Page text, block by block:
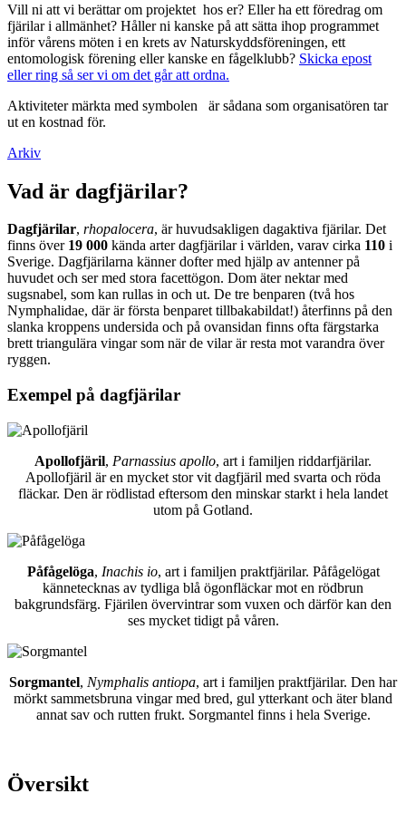
Vill ni att vi berättar om projektet hos er? Eller ha ett föredrag om
fjärilar i allmänhet? Håller ni kanske på att sätta ihop programmet
inför vårens möten i en krets av Naturskyddsföreningen, ett
entomologisk förening eller kanske en fågelklubb? Skicka epost
eller ring så ser vi om det går att ordna.
Aktiviteter märkta med symbolen
är sådana som organisatören tar
ut en kostnad för.
Arkiv
Vad är dagfjärilar?
Dagfjärilar, rhopalocera, är huvudsakligen dagaktiva fjärilar. Det
finns över 19 000 kända arter dagfjärilar i världen, varav cirka 110 i
Sverige. Dagfjärilarna känner dofter med hjälp av antenner på
huvudet och ser med stora facettögon. Dom äter nektar med
sugsnabel, som kan rullas in och ut. De tre benparen (två hos
Nymphalidae, där är första benparet tillbakabildat!) återfinns på den
slanka kroppens undersida och på ovansidan finns ofta färgstarka
brett triangulära vingar som när de vilar är resta mot varandra över
ryggen.
Exempel på dagfjärilar
Apollofjäril, Parnassius apollo, art i familjen riddarfjärilar.
Apollofjäril är en mycket stor vit dagfjäril med svarta och röda
fläckar. Den är rödlistad eftersom den minskar starkt i hela landet
utom på Gotland.
Påfågelöga, Inachis io, art i familjen praktfjärilar. Påfågelögat
kännetecknas av tydliga blå ögonfläckar mot en rödbrun
bakgrundsfärg. Fjärilen övervintrar som vuxen och därför kan den
ses mycket tidigt på våren.
Sorgmantel, Nymphalis antiopa, art i familjen praktfjärilar. Den har
mörkt sammetsbruna vingar med bred, gul ytterkant och äter bland
annat sav och rutten frukt. Sorgmantel finns i hela Sverige.
Översikt